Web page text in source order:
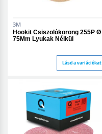
3M
Hookit Csiszolókorong 255P Ø
75Mm Lyukak Nélkül
Lásd a variációkat